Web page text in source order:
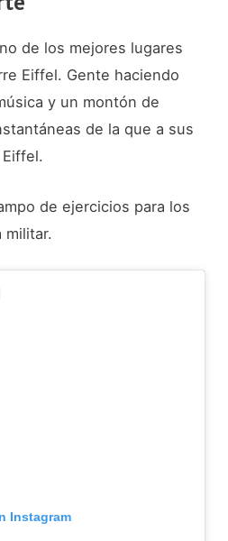
de los mejores lugares
Eiffel. Gente haciendo
y un montón de
de la que a sus
de ejercicios para los
militar.
Instagram